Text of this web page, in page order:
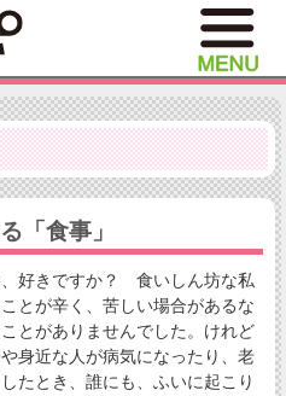
「食事」
好きですか？ 食いしん坊な私
とが辛く、苦しい場合があるな
とがありませんでした。けれど
身近な人が病気になったり、老
たとき、誰にも、ふいに起こり